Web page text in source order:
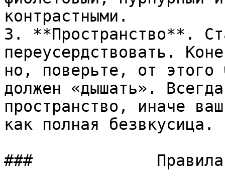
контрастными.
3. **Пространство**.
переусердствовать.
но, поверьте, от этого
должен «дышать».
пространство, иначе
как полная безвкусица.
###